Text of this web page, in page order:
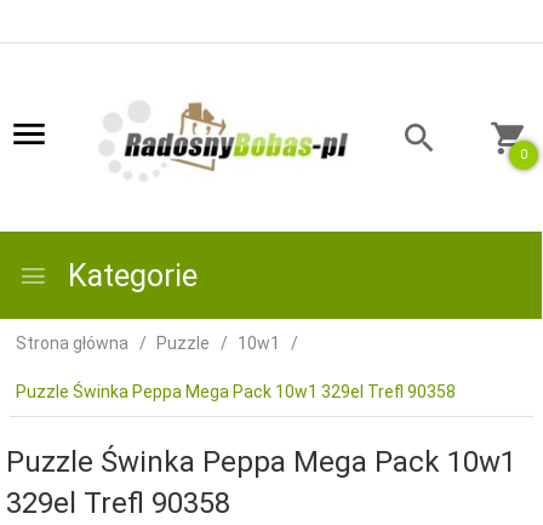
0
Kategorie
Strona główna Puzzle 10w1
Puzzle Świnka Peppa Mega Pack 10w1 329el Trefl 90358
Puzzle Świnka Peppa Mega Pack 10w1
329el Trefl 90358